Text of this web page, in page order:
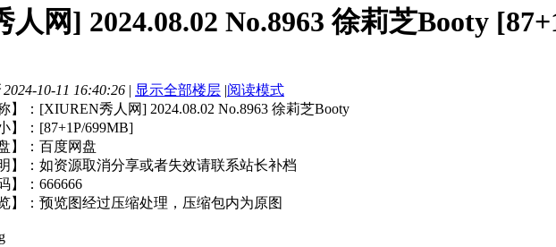
网] 2024.08.02 No.8963 徐莉芝Booty
10-11 16:40:26 | 显示全部楼层 |阅读模式
】：[XIUREN秀人网] 2024.08.02 No.8963 徐莉芝Booty
】：[87+1P/699MB]
】：百度网盘
】：如资源取消分享或者失效请联系站长补档
】：666666
】：预览图经过压缩处理，压缩包内为原图